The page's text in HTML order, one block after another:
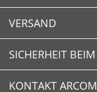
Newsletter
VERSAND
SICHERHEIT
KONTAKT